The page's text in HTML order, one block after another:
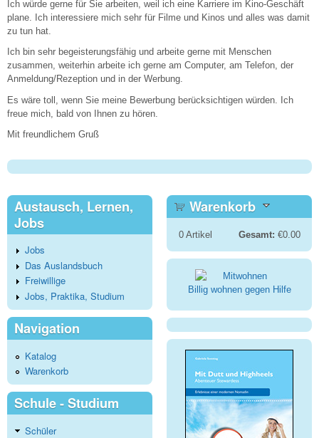
Ich würde gerne für Sie arbeiten, weil ich eine Karriere im Kino-Geschäft
plane. Ich interessiere mich sehr für Filme und Kinos und alles was damit
zu tun hat.
Ich bin sehr begeisterungsfähig und arbeite gerne mit Menschen
zusammen, weiterhin arbeite ich gerne am Computer, am Telefon, der
Anmeldung/Rezeption und in der Werbung.
Es wäre toll, wenn Sie meine Bewerbung berücksichtigen würden. Ich
freue mich, bald von Ihnen zu hören.
Mit freundlichem Gruß
Austausch, Lernen,
Jobs
Jobs
Das Auslandsbuch
Freiwillige
Jobs, Praktika, Studium
Navigation
Katalog
Warenkorb
Schule - Studium
Schüler
Warenkorb
0Artikel Gesamt: €0.00
Billig wohnen gegen Hilfe